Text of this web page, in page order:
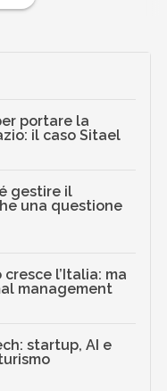
portare la
il caso Sitael
gestire il
una questione
l’Italia: ma
management
startup, AI e